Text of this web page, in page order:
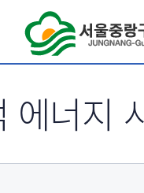
에너지